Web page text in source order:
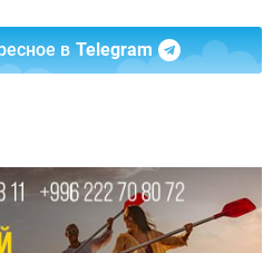
в Telegram